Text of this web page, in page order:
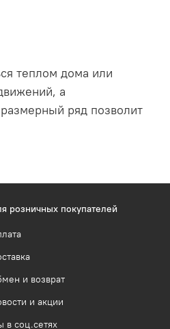
теплом дома или
а
ряд позволит
розничных покупателей
и возврат
и акции
в соц.сетях